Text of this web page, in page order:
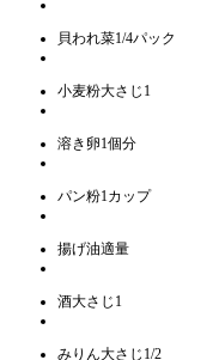
貝われ菜1/4パック
小麦粉大さじ1
溶き卵1個分
パン粉1カップ
揚げ油適量
酒大さじ1
みりん大さじ1/2